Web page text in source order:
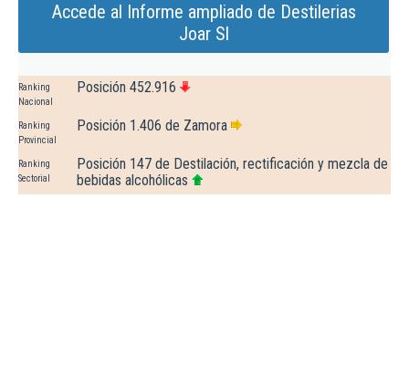
Accede al Informe ampliado de Destilerias
Joar Sl
Ranking
Nacional
Posición 452.916
Ranking
Provincial
Posición 1.406 de Zamora
Ranking
Sectorial
Posición 147 de Destilación, rectificación y mezcla de
bebidas alcohólicas